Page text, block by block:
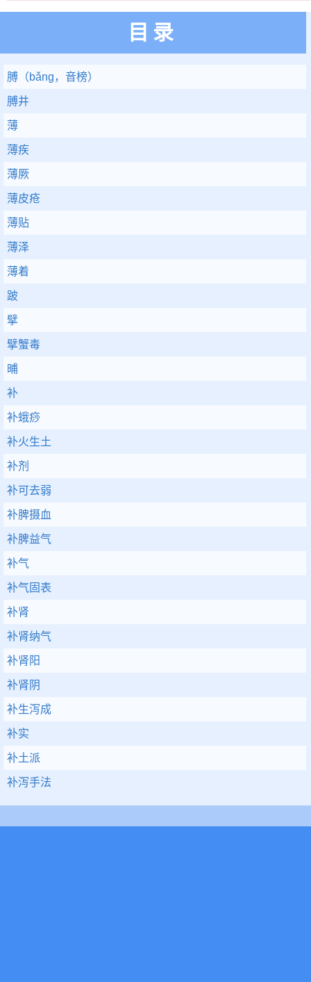
目录
膊（bǎng，音榜）
膊井
薄
薄疾
薄厥
薄皮疮
薄贴
薄泽
薄着
跛
擘
擘蟹毒
晡
补
补蛾痧
补火生土
补剂
补可去弱
补脾摄血
补脾益气
补气
补气固表
补肾
补肾纳气
补肾阳
补肾阴
补生泻成
补实
补土派
补泻手法